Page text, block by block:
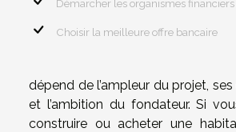
Démarcher les organismes financiers
Choisir la meilleure offre bancaire
dépend de l’ampleur du projet,
et l’ambition du fondateur. Si
construire ou acheter une